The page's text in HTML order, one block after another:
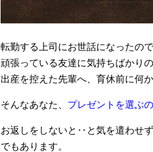
転勤する上司にお世話になったの
頑張っている友達に気持ちばかり
出産を控えた先輩へ、育休前に何
そんなあなた、 プレゼントを選ぶ
お返しをしないと‥と気を遣わせ
でもあります。